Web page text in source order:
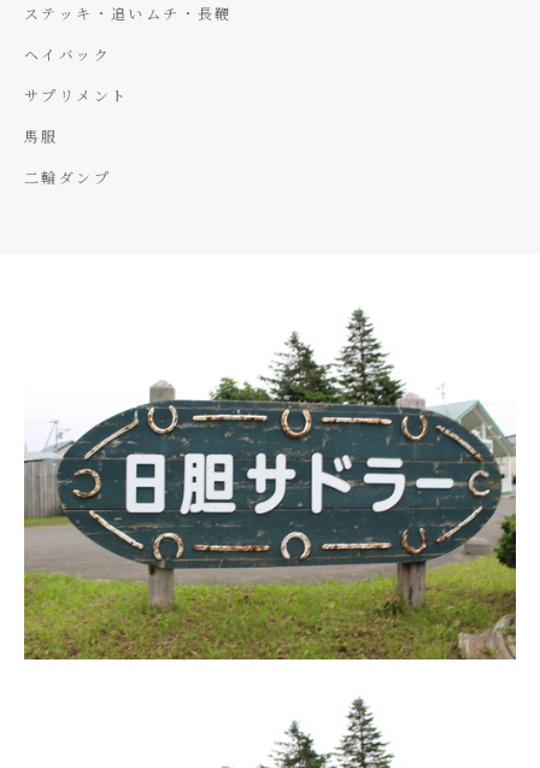
ステッキ・追いムチ・長鞭
ヘイバック
サプリメント
馬服
二輪ダンプ